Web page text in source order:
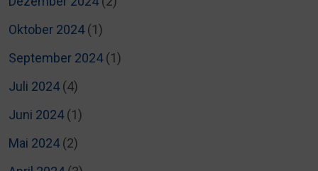
Oktober 2024(1)
September 2024(1)
Juli 2024(4)
Juni 2024(1)
Mai 2024(2)